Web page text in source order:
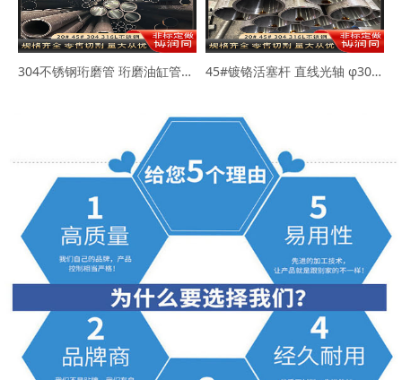
304不锈钢珩磨管 珩磨油缸管63*73 80*89 45#镀铬活塞杆 直线光轴 φ30-45-50mm